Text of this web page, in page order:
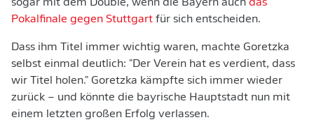
sogar mit dem Double, wenn die Bayern auch das
Pokalfinale gegen Stuttgart für sich entscheiden.
Dass ihm Titel immer wichtig waren, machte Goretzka
selbst einmal deutlich: "Der Verein hat es verdient, dass
wir Titel holen." Goretzka kämpfte sich immer wieder
zurück – und könnte die bayrische Hauptstadt nun mit
einem letzten großen Erfolg verlassen.